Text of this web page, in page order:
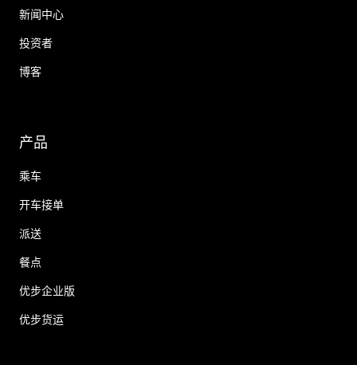
新闻中心
投资者
博客
产品
乘车
开车接单
派送
餐点
优步企业版
优步货运